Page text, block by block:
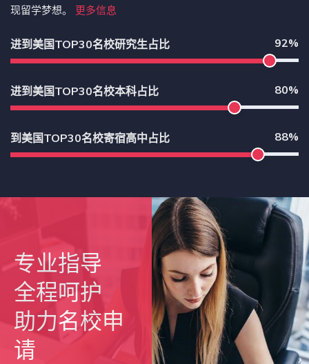
现留学梦想。 更多信息
进到美国TOP30名校研究生占比 92%
进到美国TOP30名校本科占比 80%
到美国TOP30名校寄宿高中占比 88%
专业指导
全程呵护
助力名校申
请